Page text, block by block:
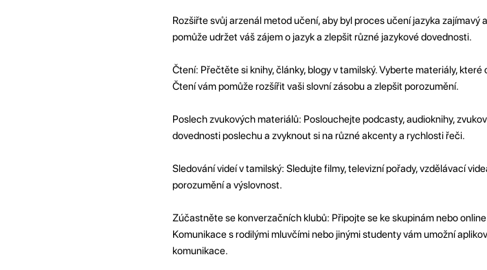
Rozšiřte svůj arzenál metod učení, aby byl proces učení jazyka
pomůže udržet váš zájem o jazyk a zlepšit různé jazykové dovednosti.
Čtení: Přečtěte si knihy, články, blogy v tamilský. Vyberte materiály,
Čtení vám pomůže rozšířit vaši slovní zásobu a zlepšit porozumění.
Poslech zvukových materiálů: Poslouchejte podcasty, audioknihy,
dovednosti poslechu a zvyknout si na různé akcenty a rychlosti řeči.
Sledování videí v tamilský: Sledujte filmy, televizní pořady, vzdělávací
porozumění a výslovnost.
Zúčastněte se konverzačních klubů: Připojte se ke skupinám nebo
Komunikace s rodilými mluvčími nebo jinými studenty vám umožní
komunikace.